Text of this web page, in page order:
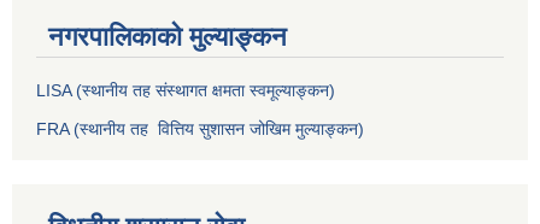
नगरपालिकाको मुल्याङ्कन
LISA (स्थानीय तह संस्थागत क्षमता स्वमूल्याङ्कन)
FRA (स्थानीय तह वित्तिय सुशासन जोखिम मुल्याङ्कन)